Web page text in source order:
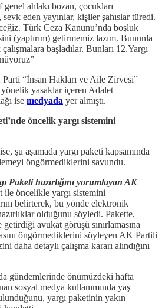
ahlakı bozan, çocukları
eden yayınlar, kişiler şahıslar türedi.
Türk Ceza Kanunu’nda boşluk
(yaptırım) getirmemiz lazım. Bununla
başladılar. Bunları 12.Yargı
“İnsan Hakları ve Aile Zirvesi”
yasaklar içeren Adalet
ise medyada yer almıştı.
öncelik yargı sistemini
şu aşamada yargı paketi kapsamında
öngörmediklerini savundu.
Paketi hazırlığını yorumlayan AK
ile öncelikle yargı sistemini
belirterek, bu yönde elektronik
olduğunu söyledi. Pakette,
avukat görüşü sınırlamasına
öngörmediklerini söyleyen AK Partili
daha detaylı çalışma kararı alındığını
gündemlerinde önümüzdeki hafta
sosyal medya kullanımında yaş
yargı paketinin yakın